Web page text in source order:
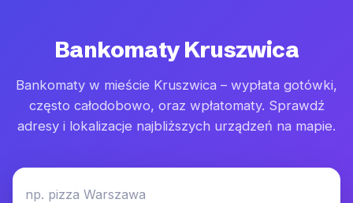
Bankomaty Kruszwica
Bankomaty w mieście Kruszwica – wypłata gotówki,
często całodobowo, oraz wpłatomaty. Sprawdź
adresy i lokalizacje najbliższych urządzeń na mapie.
np. pizza Warszawa